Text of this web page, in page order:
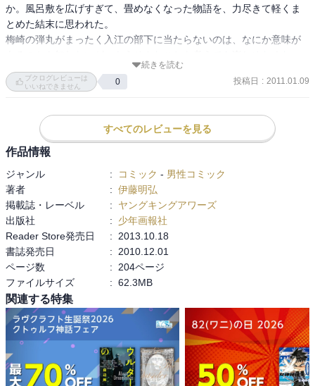
か。風呂敷を広げすぎて、畳めなくなった物語を、力尽きて軽くま
とめた結末に思われた。
梅崎の弾丸がまったく入江の部下に当たらないのは、なにか意味が
た。
続きを読む
ブクログレビューは
いいねできません
0 投稿日 : 2011.01.09
すべてのレビューを見る
作品情報
ジャンル : コミック - 男性コミック
著者
: 伊藤明弘
掲載誌・レーベル
:
ヤングキングアワーズ
出版社
:
少年画報社
Reader Store発売日
:
2013.10.18
書誌発売日
:
2010.12.01
ページ数
:
204ページ
ファイルサイズ
: 62.3MB
関連する特集